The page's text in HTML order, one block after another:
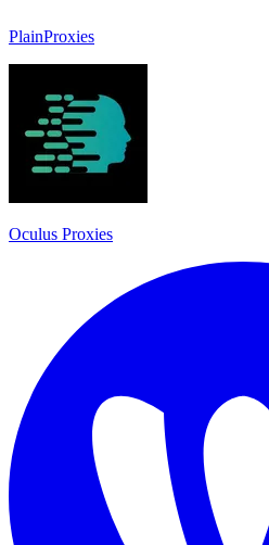
PlainProxies
Oculus Proxies